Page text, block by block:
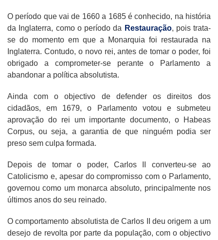
O período que vai de 1660 a 1685 é conhecido, na história
da Inglaterra, como o período da Restauração, pois trata-
se do momento em que a Monarquia foi restaurada na
Inglaterra. Contudo, o novo rei, antes de tomar o poder, foi
obrigado a comprometer-se perante o Parlamento a
abandonar a política absolutista.
Ainda com o objectivo de defender os direitos dos
cidadãos, em 1679, o Parlamento votou e submeteu
aprovação do rei um importante documento, o Habeas
Corpus, ou seja, a garantia de que ninguém podia ser
preso sem culpa formada.
Depois de tomar o poder, Carlos II converteu-se ao
Catolicismo e, apesar do compromisso com o Parlamento,
governou como um monarca absoluto, principalmente nos
últimos anos do seu reinado.
O comportamento absolutista de Carlos II deu origem a um
desejo de revolta por parte da população, com o objectivo